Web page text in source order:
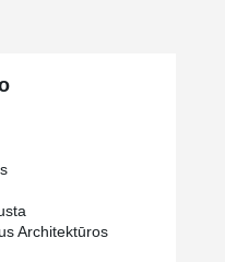
Architektūros